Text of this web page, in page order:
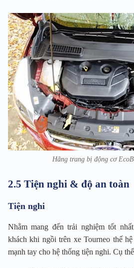
Hãng trang bị động cơ
2.5 Tiện nghi & độ an toàn
Tiện nghi
Nhằm mang đến trải nghiệm tốt
khách khi ngồi trên xe Tourneo thế
mạnh tay cho hệ thống tiện nghi. Cụ